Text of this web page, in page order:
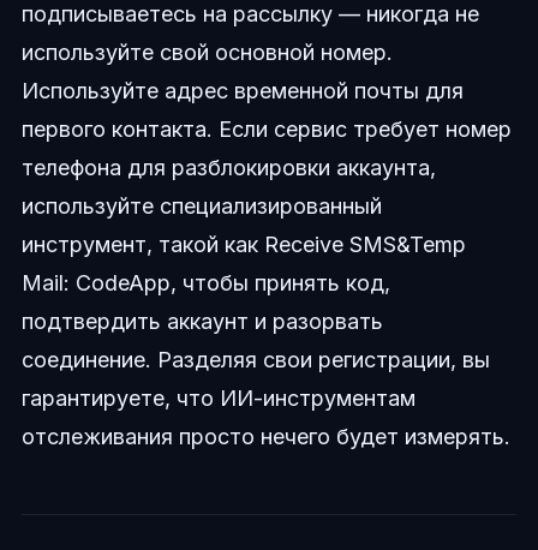
подписываетесь на рассылку — никогда не
используйте свой основной номер.
Используйте адрес временной почты для
первого контакта. Если сервис требует номер
телефона для разблокировки аккаунта,
используйте специализированный
инструмент, такой как Receive SMS&Temp
Mail: CodeApp, чтобы принять код,
подтвердить аккаунт и разорвать
соединение. Разделяя свои регистрации, вы
гарантируете, что ИИ-инструментам
отслеживания просто нечего будет измерять.